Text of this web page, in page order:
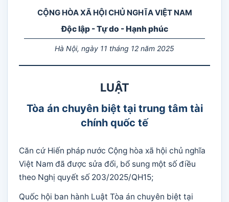
CỘNG HÒA XÃ HỘI CHỦ NGHĨA VIỆT NAM
Độc lập - Tự do - Hạnh phúc
Hà Nội, ngày 11 tháng 12 năm 2025
LUẬT
Tòa án chuyên biệt tại trung tâm tài
chính quốc tế
Căn cứ Hiến pháp nước Cộng hòa xã hội chủ nghĩa
Việt Nam đã được sửa đổi, bổ sung một số điều
theo Nghị quyết số 203/2025/QH15;
Quốc hội ban hành Luật Tòa án chuyên biệt tại